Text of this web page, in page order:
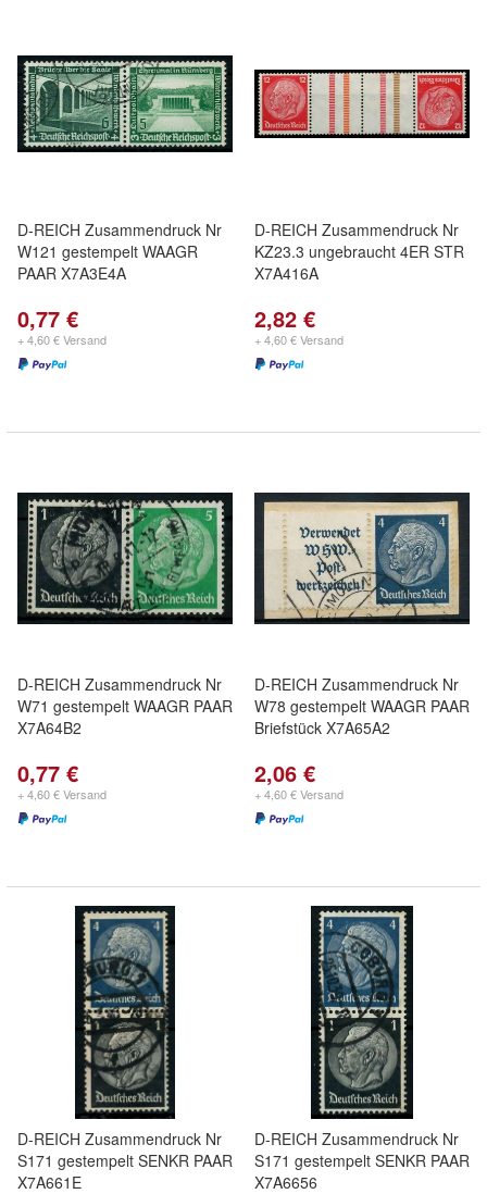
D-REICH Zusammendruck Nr
W121 gestempelt WAAGR
PAAR X7A3E4A
0,77 €
+ 4,60 € Versand
D-REICH Zusammendruck Nr
KZ23.3 ungebraucht 4ER STR
X7A416A
2,82 €
+ 4,60 € Versand
D-REICH Zusammendruck Nr
W71 gestempelt WAAGR PAAR
X7A64B2
0,77 €
+ 4,60 € Versand
D-REICH Zusammendruck Nr
W78 gestempelt WAAGR PAAR
Briefstück X7A65A2
2,06 €
+ 4,60 € Versand
D-REICH Zusammendruck Nr
S171 gestempelt SENKR PAAR
X7A661E
D-REICH Zusammendruck Nr
S171 gestempelt SENKR PAAR
X7A6656